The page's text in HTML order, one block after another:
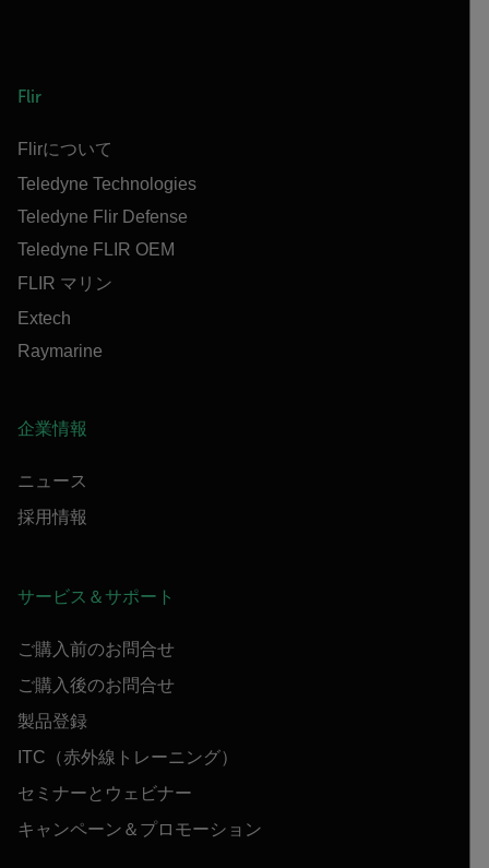
Flir
Flirについて
Teledyne Technologies
Teledyne Flir Defense
Teledyne FLIR OEM
FLIR マリン
Extech
Raymarine
企業情報
ニュース
採用情報
サービス＆サポート
ご購入前のお問合せ
ご購入後のお問合せ
製品登録
ITC（赤外線トレーニング）
セミナーとウェビナー
キャンペーン＆プロモーション